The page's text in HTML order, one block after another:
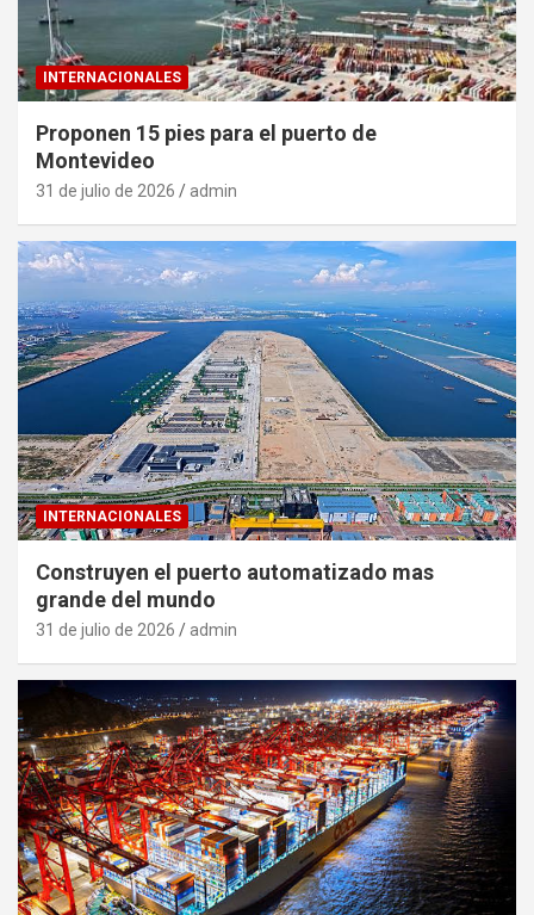
INTERNACIONALES
Proponen 15 pies para el puerto de
Montevideo
31 de julio de 2026 admin
INTERNACIONALES
Construyen el puerto automatizado mas
grande del mundo
31 de julio de 2026 admin